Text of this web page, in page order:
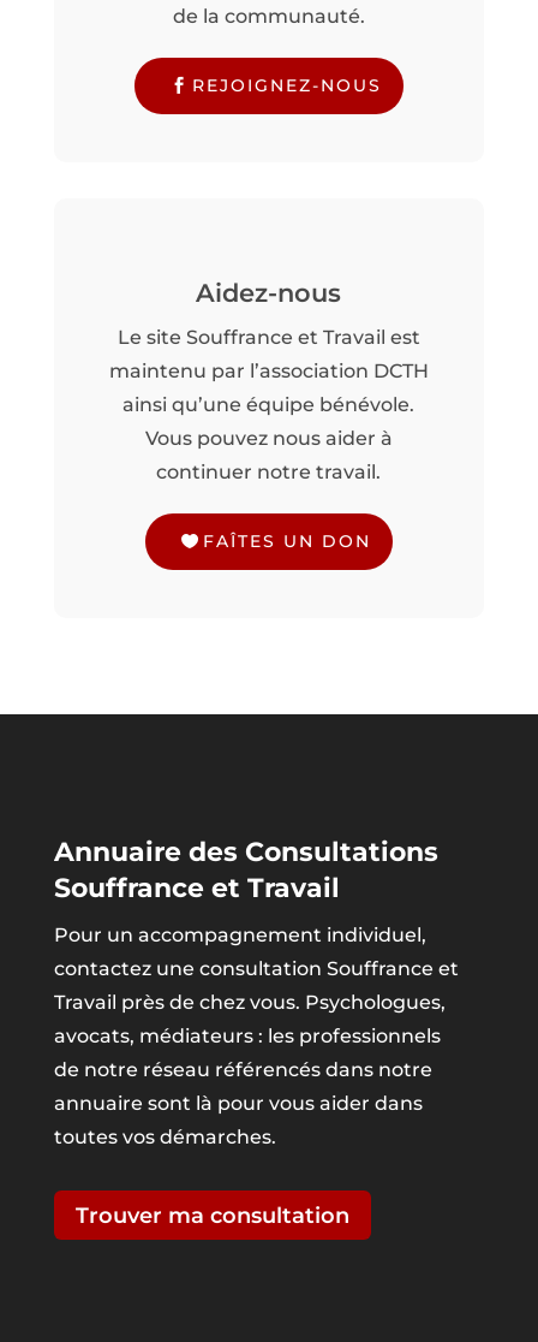
de la communauté.
REJOIGNEZ-NOUS
Aidez-nous
Le site Souffrance et Travail est
maintenu par l’association DCTH
ainsi qu’une équipe bénévole.
Vous pouvez nous aider à
continuer notre travail.
FAÎTES UN DON
Annuaire des Consultations
Souffrance et Travail
Pour un accompagnement individuel,
contactez une consultation Souffrance et
Travail près de chez vous. Psychologues,
avocats, médiateurs : les professionnels
de notre réseau référencés dans notre
annuaire sont là pour vous aider dans
toutes vos démarches.
Trouver ma consultation